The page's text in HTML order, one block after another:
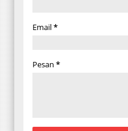
Email*
Pesan *